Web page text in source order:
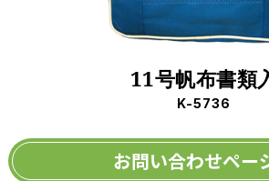
11号帆布書類
K-5736
お問い合わせペー